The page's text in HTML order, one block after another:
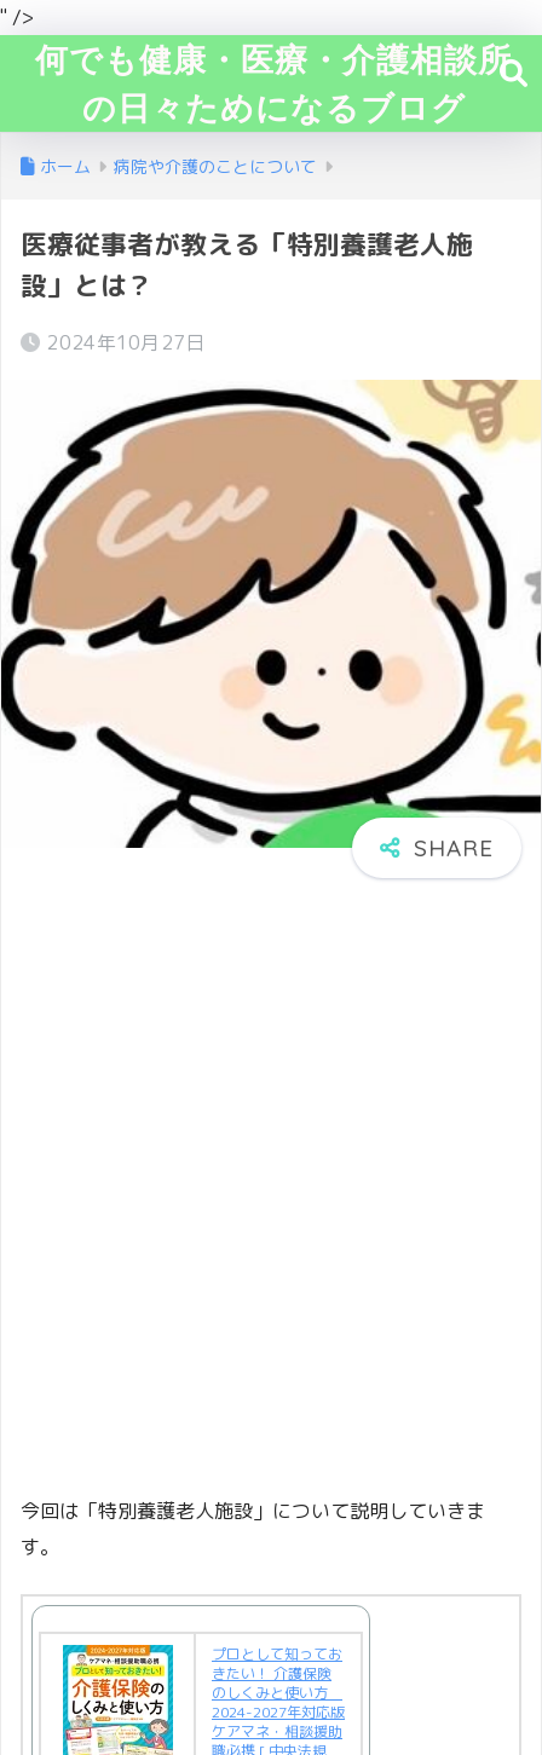
" />
何でも健康・医療・介護相談所
の日々ためになるブログ
ホーム 病院や介護のことについて
医療従事者が教える「特別養護老人施
設」とは？
2024年10月27日
今回は「特別養護老人施設」について説明していきま
す。
プロとして知ってお
きたい！ 介護保険
のしくみと使い方
2024-2027年対応版
ケアマネ・相談援助
職必携 [ 中央法規